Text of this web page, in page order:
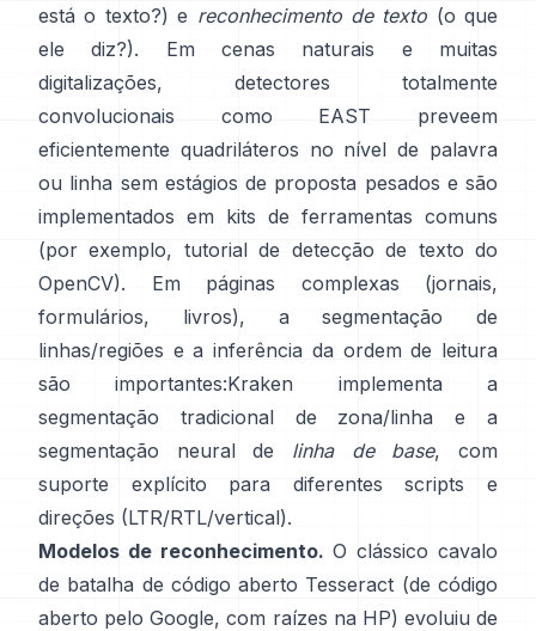
está o texto?) e reconhecimento de texto (o que
ele diz?). Em cenas naturais e muitas
digitalizações, detectores totalmente
convolucionais como
EAST
preveem
eficientemente quadriláteros no nível de palavra
ou linha sem estágios de proposta pesados e são
implementados em kits de ferramentas comuns
(por exemplo, tutorial de detecção de texto do
OpenCV). Em páginas complexas (jornais,
formulários, livros), a segmentação de
linhas/regiões e a inferência da ordem de leitura
são importantes:Kraken
implementa a
segmentação tradicional de zona/linha e a
segmentação neural de linha de base, com
suporte explícito para diferentes scripts e
direções (LTR/RTL/vertical).
Modelos de reconhecimento. O clássico cavalo
de batalha de código aberto Tesseract (de código
aberto pelo Google, com raízes na HP) evoluiu de